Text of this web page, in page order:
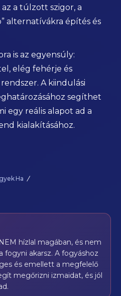
a túlzott szigor, a
alternatívákra építés és
is az egyensúly:
elég fehérje és
A kiindulási
segíthet
egy reális alapot ad a
kialakításához.
Ha
hízlal magában, és nem
fogyni akarsz. A fogyáshoz
és emellett a megfelelő
megőrizni izmaidat, és jól